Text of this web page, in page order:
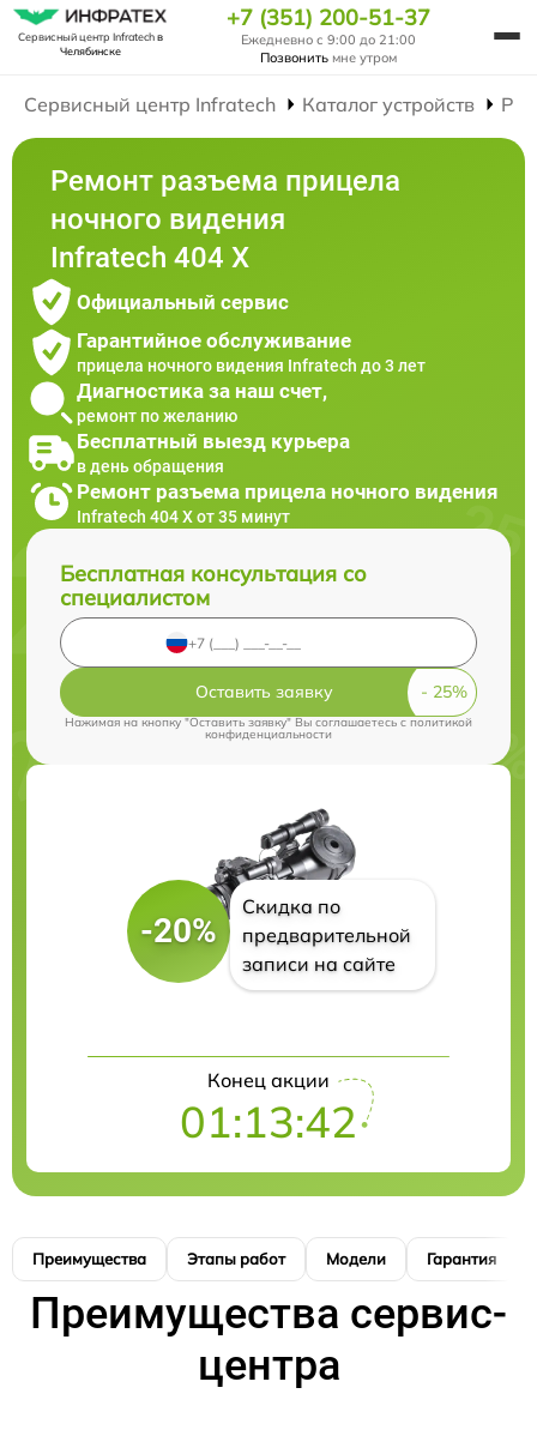
Сервисный центр Infratechв
Челябинске
+7 (351) 200-51-37
Ежедневно с 9:00 до 21:00
Позвонить мне утром
Сервисный центр Infratech Каталог устройств
Ремонт разъема прицела
ночного видения
Infratech 404 Х
Официальный сервис
Гарантийное обслуживание
прицела ночного видения Infratech до 3 лет
Диагностика за наш счет,
ремонт по желанию
Бесплатный выезд курьера
в день обращения
Ремонт разъема прицела ночного видения
Infratech 404 Х от 35 минут
Бесплатная консультация со
специалистом
Оставить заявку
Нажимая на кнопку "Оставить заявку" Вы соглашаетесь cполитикой
конфиденциальности
-20%
Скидка по
предварительной
записи на сайте
Конец акции
01:13:41
Преимущества Этапы работ Модели Гарантия
Преимущества сервис-
центра